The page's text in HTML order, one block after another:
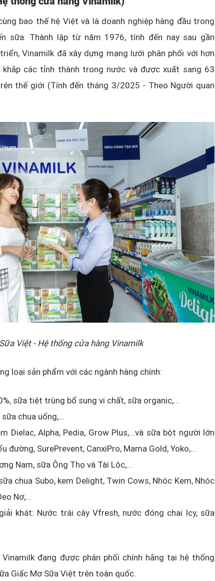
bao thế hệ Việt và là doanh nghiệp hàng đầu trong
sữa. Thành lập từ năm 1976, tính đến nay sau gần
Vinamilk đã xây dựng mạng lưới phân phối với hơn
các tỉnh thành trong nước và được xuất sang 63
thế giới (Tính đến tháng 3/2025 - Theo Người quan
Việt - Hệ thống cửa hàng Vinamilk
loại sản phẩm với các ngành hàng chính:
sữa tiệt trùng bổ sung vi chất, sữa organic,...
chua uống,...
Dielac, Alpha, Pedia, Grow Plus,...và sữa bột người lớn
đường, SurePrevent, CanxiPro, Mama Gold, Yoko,...
Nam, sữa Ông Thọ và Tài Lộc,...
chua Subo, kem Delight, Twin Cows, Nhóc Kem, Nhóc
Nơ,...
khát: Nước trái cây Vfresh, nước đóng chai Icy, sữa
đang được phân phối chính hãng tại hệ thống
Giấc Mơ Sữa Việt trên toàn quốc.